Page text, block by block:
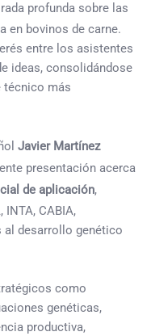
profunda sobre las
en bovinos de carne.
entre los asistentes
ideas, consolidándose
técnico más
Javier Martínez
presentación acerca
de aplicación,
INTA, CABIA,
al desarrollo genético
como
genéticas,
productiva,